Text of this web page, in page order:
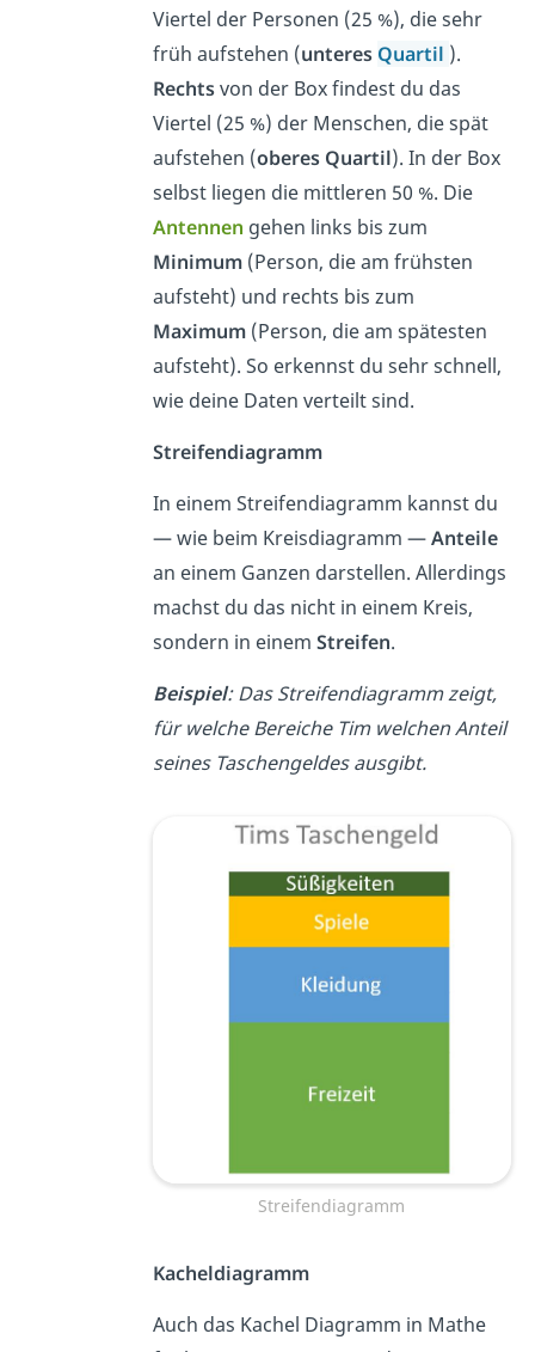
Viertel der Personen (25 %), die sehr
früh aufstehen (unteres Quartil ).
Rechtsvon der Box findest du das
Viertel (25 %) der Menschen, die spät
aufstehen (oberes Quartil). In der Box
selbst liegen die mittleren 50 %. Die
Antennen gehen links bis zum
Minimum(Person, die am frühsten
aufsteht) und rechts bis zum
Maximum (Person, die am spätesten
aufsteht). So erkennst du sehr schnell,
wie deine Daten verteilt sind.
Streifendiagramm
In einem Streifendiagramm kannst du
— wie beim Kreisdiagramm —Anteile
an einem Ganzen darstellen. Allerdings
machst du das nicht in einem Kreis,
sondern in einem Streifen.
Beispiel: Das Streifendiagramm zeigt,
für welche Bereiche Tim welchen Anteil
seines Taschengeldes ausgibt.
Streifendiagramm
Kacheldiagramm
Auch das Kachel Diagramm in Mathe